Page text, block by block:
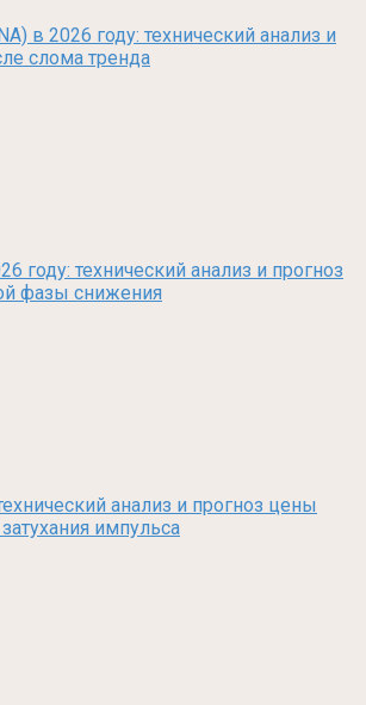
в 2026 году: технический анализ и
слома тренда
году: технический анализ и прогноз
фазы снижения
анализ и прогноз цены
импульса